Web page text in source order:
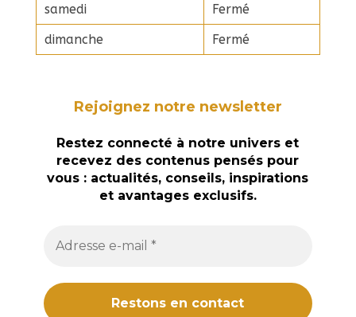
samedi
Fermé
dimanche
Fermé
Rejoignez notre newsletter
Restez connecté à notre univers et
recevez des contenus pensés pour
vous : actualités, conseils, inspirations
et avantages exclusifs.